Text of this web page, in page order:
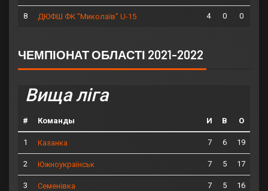
8 ДЮФШ ФК "Миколаїв" U-15 4 0 0
ЧЕМПІОНАТ ОБЛАСТІ 2021-2022
Вища ліга
# Команды И В О
1 Казанка 7 6 19
2 Южноукраїнськ 7 5 17
3 Семенівка 7 5 16